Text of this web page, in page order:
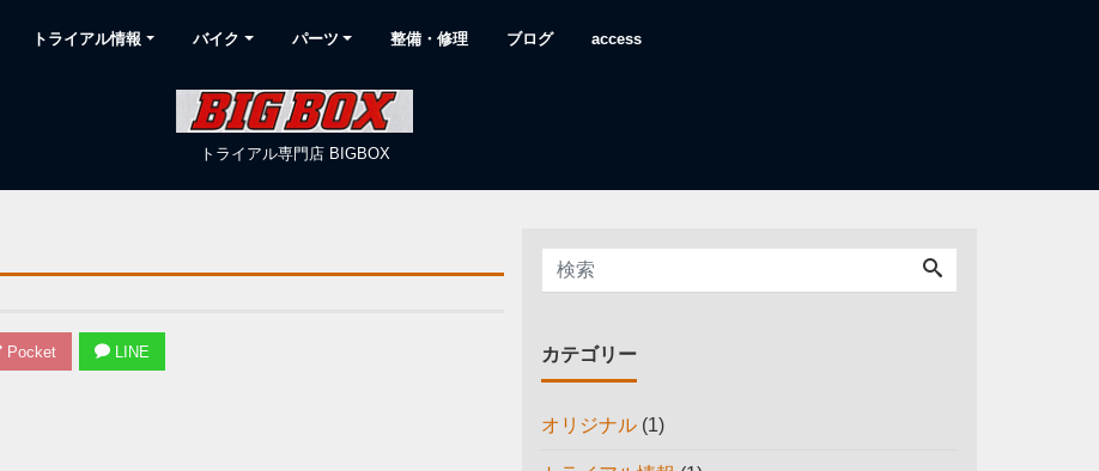
トライアル情報 バイク パーツ 整備・修理 ブログ access
トライアル専門店 BIGBOX
Pocket LINE カテゴリー
オリジナル (1)